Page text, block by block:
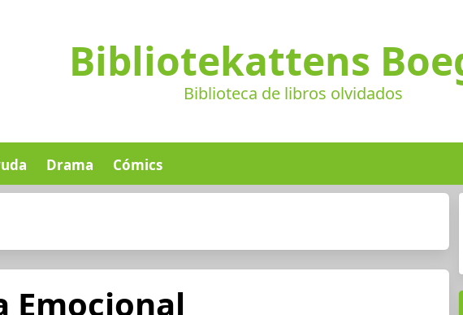
Bibliotekattens
Biblioteca de libros olvidados
Drama Cómics
Emocional